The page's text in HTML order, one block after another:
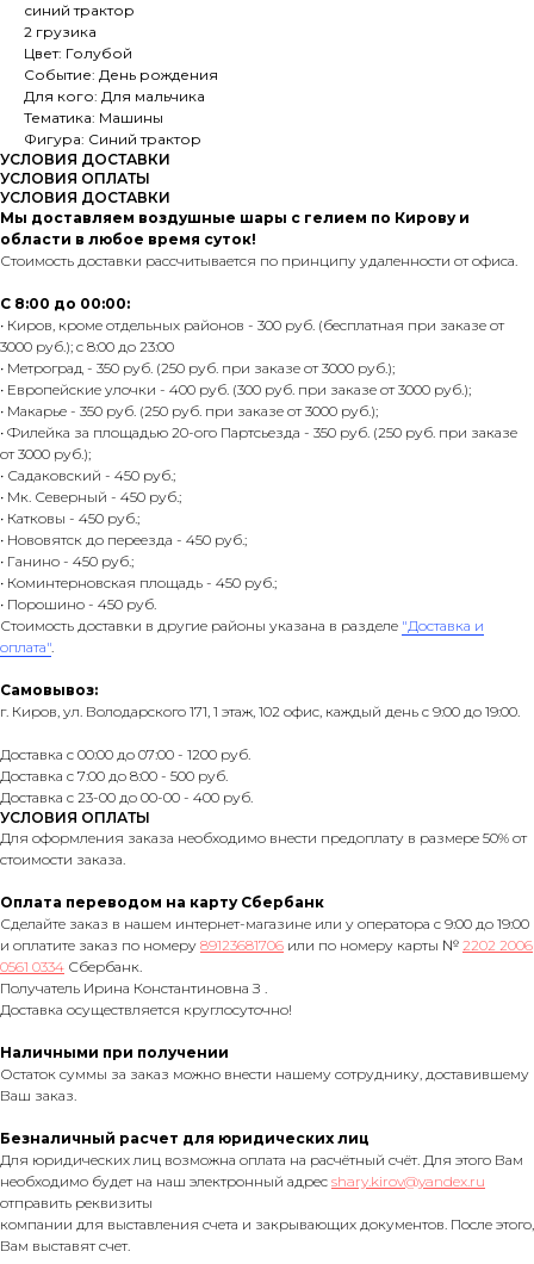
синий трактор
2 грузика
Цвет: Голубой
Событие: День рождения
Для кого: Для мальчика
Тематика: Машины
Фигура: Синий трактор
УСЛОВИЯ ДОСТАВКИ
УСЛОВИЯ ОПЛАТЫ
УСЛОВИЯ ДОСТАВКИ
Мы доставляем воздушные шары с гелием по Кирову и
области в любое время суток!
Стоимость доставки рассчитывается по принципу удаленности от офиса.
С 8:00 до 00:00:
• Киров, кроме отдельных районов - 300 руб. (бесплатная при заказе от
3000 руб.); с 8:00 до 23:00
• Метроград - 350 руб. (250 руб. при заказе от 3000 руб.);
• Европейские улочки - 400 руб. (300 руб. при заказе от 3000 руб.);
• Макарье - 350 руб. (250 руб. при заказе от 3000 руб.);
• Филейка за площадью 20-ого Партсьезда - 350 руб. (250 руб. при заказе
от 3000 руб.);
• Садаковский - 450 руб.;
• Мк. Северный - 450 руб.;
• Катковы - 450 руб.;
• Нововятск до переезда - 450 руб.;
• Ганино - 450 руб.;
• Коминтерновская площадь - 450 руб.;
• Порошино - 450 руб.
Стоимость доставки в другие районы указана в разделе "Доставка и
оплата".
Самовывоз:
г. Киров, ул. Володарского 171, 1 этаж, 102 офис, каждый день с 9:00 до 19:00.
Доставка с 00:00 до 07:00 - 1200 руб.
Доставка с 7:00 до 8:00 - 500 руб.
Доставка с 23-00 до 00-00 - 400 руб.
УСЛОВИЯ ОПЛАТЫ
Для оформления заказа необходимо внести предоплату в размере 50% от
стоимости заказа.
Оплата переводом на карту Сбербанк
Сделайте заказ в нашем интернет-магазине или у оператора с 9:00 до 19:00
и оплатите заказ по номеру 89123681706 или по номеру карты № 2202 2006
0561 0334 Сбербанк.
Получатель Ирина Константиновна З .
Доставка осуществляется круглосуточно!
Наличными при получении
Остаток суммы за заказ можно внести нашему сотруднику, доставившему
Ваш заказ.
Безналичный расчет для юридических лиц
Для юридических лиц возможна оплата на расчётный счёт. Для этого Вам
необходимо будет на наш электронный адрес shary.kirov@yandex.ru
отправить реквизиты
компании для выставления счета и закрывающих документов. После этого,
Вам выставят счет.